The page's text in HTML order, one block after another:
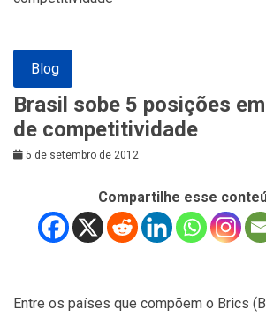
Blog
Brasil sobe 5 posições
de competitividade
5 de setembro de 2012
Compartilhe esse
Entre os países que compõem o Brics